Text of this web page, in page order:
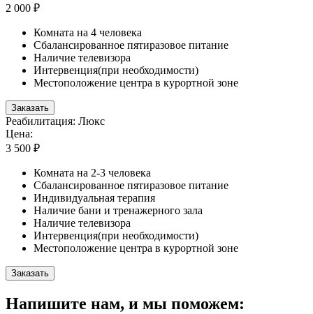
2 000 ₽
Комната на 4 человека
Сбалансированное пятиразовое питание
Наличие телевизора
Интервенция(при необходимости)
Местоположение центра в курортной зоне
Заказать
Реабилитация: Люкс
Цена:
3 500 ₽
Комната на 2-3 человека
Сбалансированное пятиразовое питание
Индивидуальная терапия
Наличие бани и тренажерного зала
Наличие телевизора
Интервенция(при необходимости)
Местоположение центра в курортной зоне
Заказать
Напишите нам, и мы поможем: